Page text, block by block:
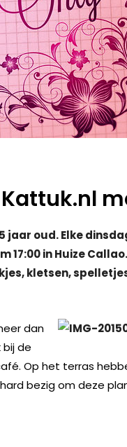
jaar oud. Elke
in Huize
kletsen,
dan
bij de
Op het terras
bezig om deze